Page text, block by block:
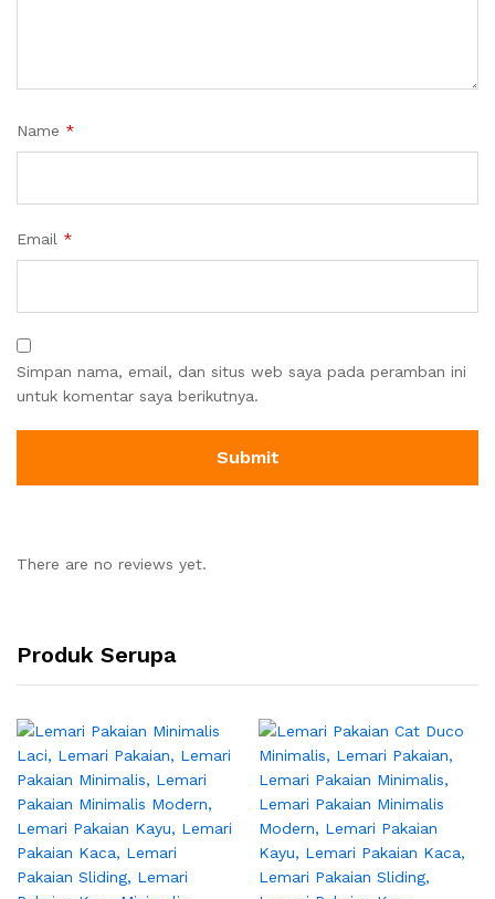
Name *
Email *
Simpan nama, email, dan situs web saya pada peramban ini
untuk komentar saya berikutnya.
There are no reviews yet.
Produk Serupa